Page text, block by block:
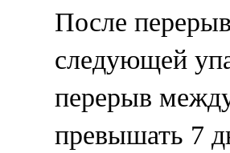
После
следующей
перерыв
превышать 7